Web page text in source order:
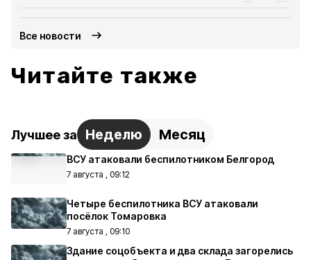
Все новости
Читайте также
Лучшее за Неделю Месяц
ВСУ атаковали беспилотником Белгород
7 августа , 09:12
Четыре беспилотника ВСУ атаковали
посёлок Томаровка
7 августа , 09:10
Здание соцобъекта и два склада загорелись